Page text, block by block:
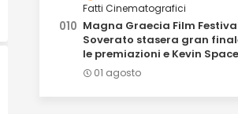
Fatti Cinematografici
Magna Graecia Film
Soverato stasera gran
le premiazioni e Kevin
01 agosto